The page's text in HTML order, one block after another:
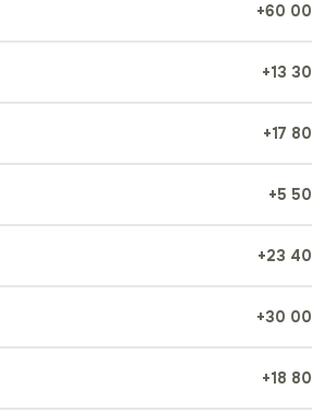
+60
+13
+17
+5
+23
+30
+18